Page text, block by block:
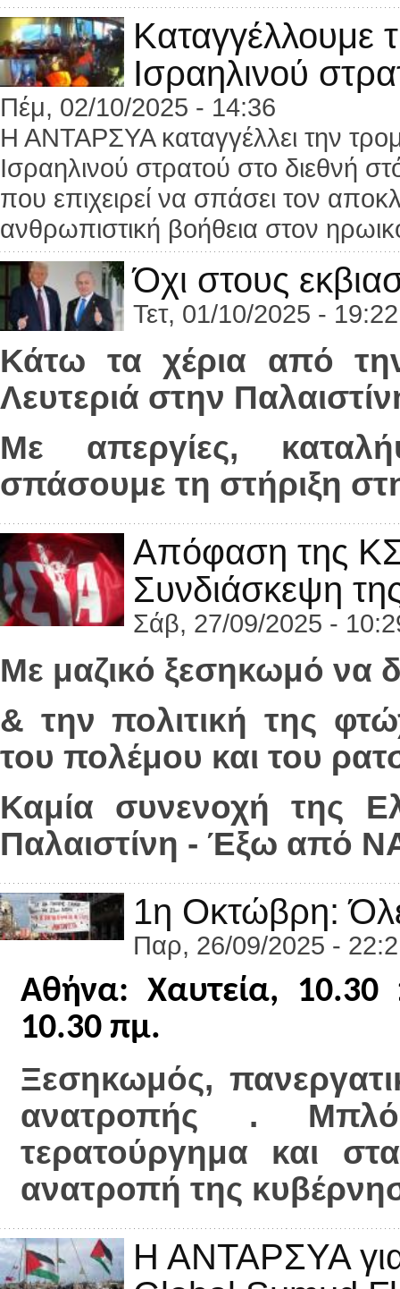
Καταγγέλλουμε
Ισραηλινού
Πέμ, 02/10/2025 - 14:36
Η ΑΝΤΑΡΣΥΑ καταγγέλλει την
Ισραηλινού στρατού στο διεθνή
που επιχειρεί να σπάσει τον
ανθρωπιστική βοήθεια στον
Όχι στους
Τετ, 01/10/2025 - 19:22
Κάτω τα χέρια από
Λευτεριά στην
Με απεργίες,
σπάσουμε τη στήριξη
Απόφαση της
Συνδιάσκεψη
Σάβ, 27/09/2025 -
Με μαζικό ξεσηκωμό να
& την πολιτική της
του πολέμου και του
Καμία συνενοχή της
Παλαιστίνη - Έξω από
1η Οκτώβρη:
Παρ, 26/09/2025 -
Αθήνα: Χαυτεία,
10.30 πμ.
Ξεσηκωμός,
ανατροπής .
τερατούργημα και
ανατροπή της
Η ΑΝΤΑΡΣΥΑ